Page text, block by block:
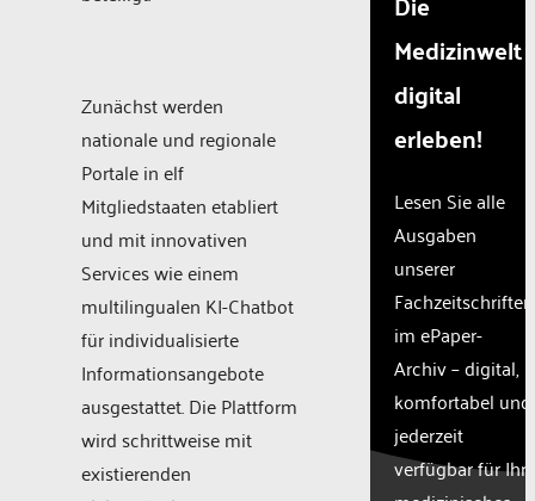
Zunächst werden
nationale und regionale
Portale in elf
Mitgliedstaaten etabliert
und mit innovativen
Services wie einem
multilingualen KI-Chatbot
für individualisierte
Informationsangebote
ausgestattet. Die Plattform
wird schrittweise mit
existierenden
Medizinwelt
digital
erleben!
Lesen Sie alle
Ausgaben
unserer
Fachzeitschriften
im ePaper-
Archiv – digital,
komfortabel und
jederzeit
verfügbar für Ihr